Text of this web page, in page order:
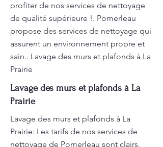
profiter de nos services de nettoyage
de qualité supérieure !. Pomerleau
propose des services de nettoyage qui
assurent un environnement propre et
sain.. Lavage des murs et plafonds à La
Prairie
Lavage des murs et plafonds à La
Prairie
Lavage des murs et plafonds à La
Prairie: Les tarifs de nos services de
nettoyage de Pomerleau sont clairs,